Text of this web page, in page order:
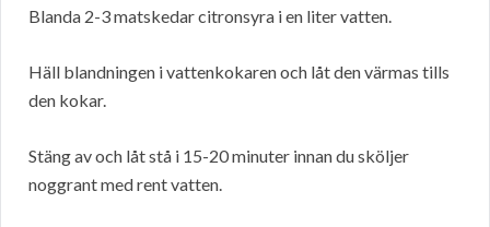
Blanda 2-3 matskedar citronsyra i en liter vatten.
Häll blandningen i vattenkokaren och låt den värmas tills
den kokar.
Stäng av och låt stå i 15-20 minuter innan du sköljer
noggrant med rent vatten.